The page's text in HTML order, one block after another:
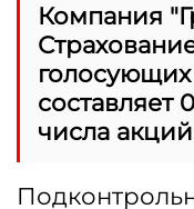
Компания
составляет
числа